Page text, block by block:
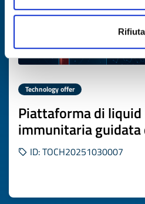
Rifiuta
Technology offer
Piattaforma di
immunitaria guidata
ID: TOCH20251030007